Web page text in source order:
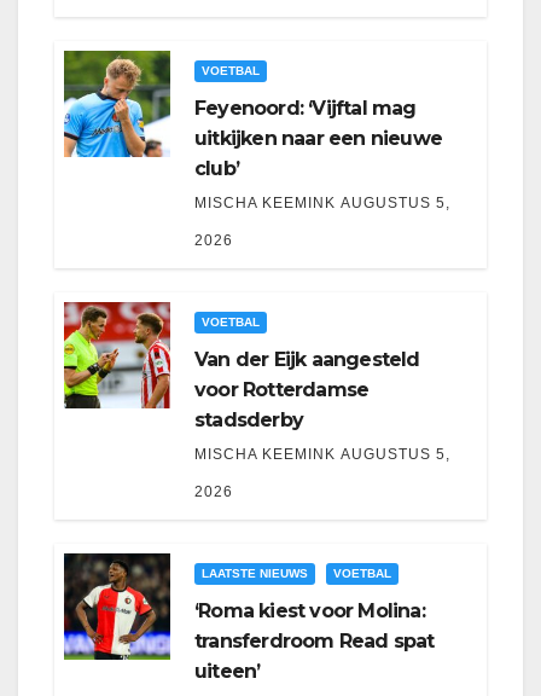
VOETBAL
Feyenoord: ‘Vijftal mag
uitkijken naar een nieuwe
club’
MISCHA KEEMINK AUGUSTUS 5,
2026
VOETBAL
Van der Eijk aangesteld
voor Rotterdamse
stadsderby
MISCHA KEEMINK AUGUSTUS 5,
2026
LAATSTE NIEUWS VOETBAL
‘Roma kiest voor Molina:
transferdroom Read spat
uiteen’